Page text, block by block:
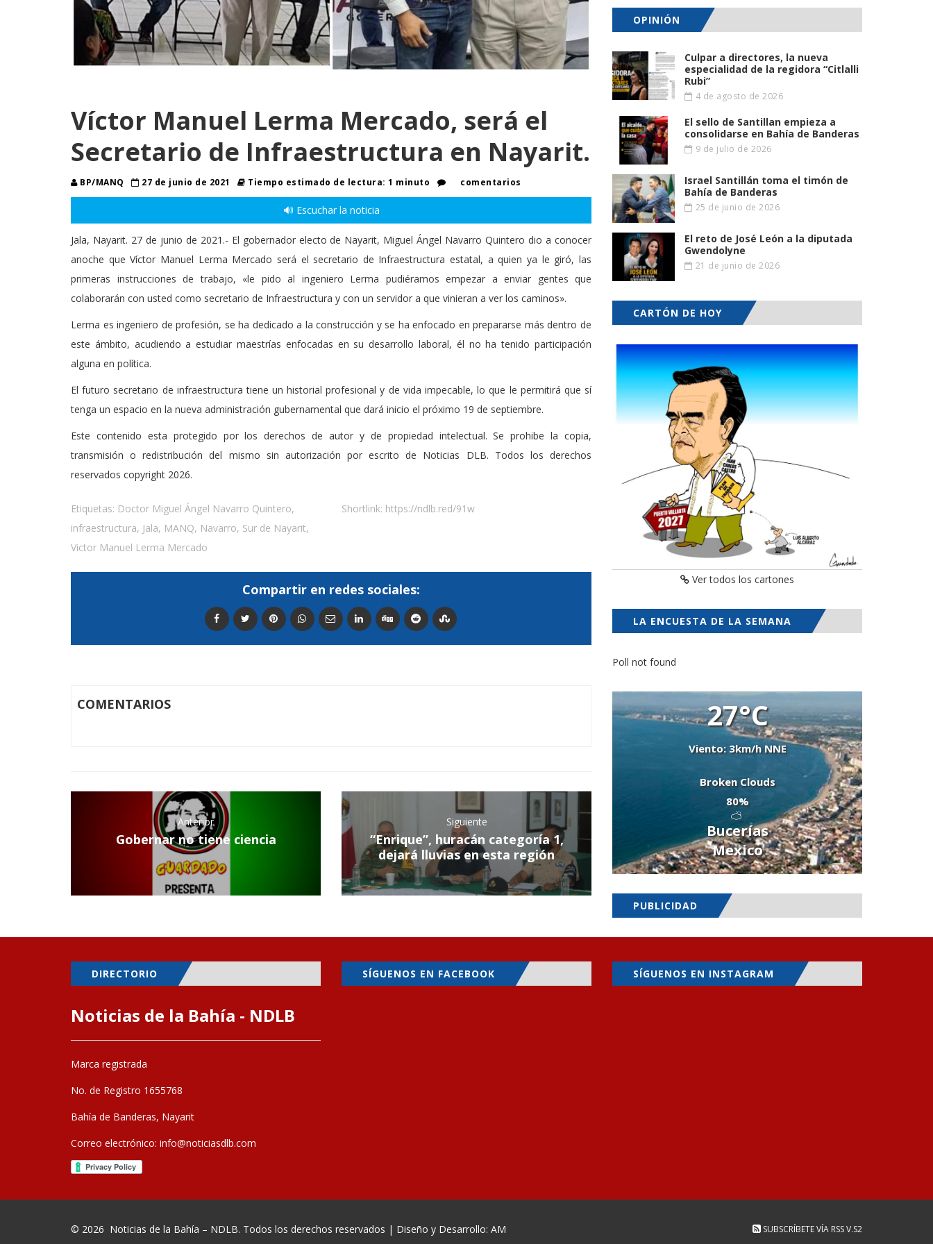
Víctor Manuel Lerma Mercado, será el
Secretario de Infraestructura en Nayarit.
BP/MANQ 27 de junio de 2021 Tiempo estimado de lectura: 1 minuto comentarios
🔊 Escuchar la noticia
Jala, Nayarit. 27 de junio de 2021.- El gobernador electo de Nayarit, Miguel Ángel Navarro Quintero dio a conocer
anoche que Víctor Manuel Lerma Mercado será el secretario de Infraestructura estatal, a quien ya le giró, las
primeras instrucciones de trabajo, «le pido al ingeniero Lerma pudiéramos empezar a enviar gentes que
colaborarán con usted como secretario de Infraestructura y con un servidor a que vinieran a ver los caminos».
Lerma es ingeniero de profesión, se ha dedicado a la construcción y se ha enfocado en prepararse más dentro de
este ámbito, acudiendo a estudiar maestrías enfocadas en su desarrollo laboral, él no ha tenido participación
alguna en política.
El futuro secretario de infraestructura tiene un historial profesional y de vida impecable, lo que le permitirá que sí
tenga un espacio en la nueva administración gubernamental que dará inicio el próximo 19 de septiembre.
Este contenido esta protegido por los derechos de autor y de propiedad intelectual. Se prohibe la copia,
transmisión o redistribución del mismo sin autorización por escrito de Noticias DLB. Todos los derechos
reservados copyright 2026.
Etiquetas: Doctor Miguel Ángel Navarro Quintero,
infraestructura, Jala, MANQ, Navarro, Sur de Nayarit,
Victor Manuel Lerma Mercado
Shortlink: https://ndlb.red/91w
Compartir en redes sociales:
COMENTARIOS
Anterior
Gobernar no tiene ciencia
Siguiente
“Enrique”, huracán categoría 1,
dejará lluvias en esta región
OPINIÓN
Culpar a directores, la nueva
especialidad de la regidora “Citlalli
Rubi”
4 de agosto de 2026
El sello de Santillan empieza a
consolidarse en Bahía de Banderas
9 de julio de 2026
Israel Santillán toma el timón de
Bahía de Banderas
25 de junio de 2026
El reto de José León a la diputada
Gwendolyne
21 de junio de 2026
CARTÓN DE HOY
Ver todos los cartones
LA ENCUESTA DE LA SEMANA
Poll not found
27°C
Viento: 3km/h NNE
Broken Clouds
80%
Bucerías
Mexico
PUBLICIDAD
DIRECTORIO
Noticias de la Bahía - NDLB
Marca registrada
No. de Registro 1655768
Bahía de Banderas, Nayarit
Correo electrónico: info@noticiasdlb.com
SÍGUENOS EN FACEBOOK SÍGUENOS EN INSTAGRAM
© 2026 Noticias de la Bahía – NDLB. Todos los derechos reservados | Diseño y Desarrollo: AM SUBSCRÍBETE VÍA RSSV.S2